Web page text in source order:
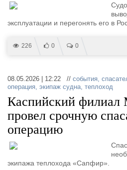
эксплуатации и перегонять его в
226 0 0
08.05.2026 | 12:22 // события,
операция, экипаж судна, теплоход
Каспийский филиал
провел срочную
операцию
экипажа теплохода «Сапфир».